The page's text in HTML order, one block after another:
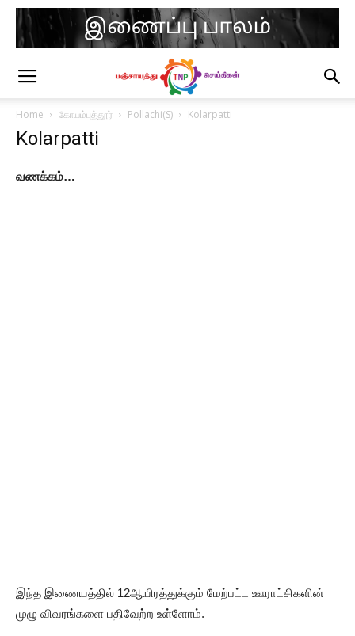
Home கோயம்புத்தூர் Pollachi(S) Kolarpatti
Kolarpatti
வணக்கம்…
இந்த இணையத்தில் 12ஆயிரத்துக்கும் மேற்பட்ட ஊராட்சிகளின்
முழு விவரங்களை பதிவேற்ற உள்ளோம்.